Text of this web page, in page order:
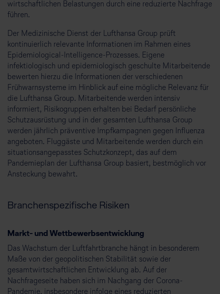
wirtschaftlichen Belastungen durch eine reduzierte Nachfrage
führen.
Der Medizinische Dienst der Lufthansa Group prüft
kontinuierlich relevante Informationen im Rahmen eines
Epidemiological-Intelligence-Prozesses. Eigene
infektiologisch und epidemiologisch geschulte Mitarbeitende
bewerten hierzu die Informationen der verschiedenen
Frühwarnsysteme im Hinblick auf eine mögliche Relevanz für
die Lufthansa Group. Mitarbeitende werden intensiv
informiert, Risikogruppen erhalten bei Bedarf persönliche
Schutzausrüstung und in der gesamten Lufthansa Group
werden jährlich präventive Impfkampagnen gegen Influenza
angeboten. Fluggäste und Mitarbeitende werden durch ein
situationsangepasstes Schutzkonzept, das auf dem
Pandemieplan der Lufthansa Group basiert, bestmöglich vor
Ansteckung bewahrt.
Branchenspezifische Risiken
Markt- und Wettbewerbsentwicklung
Das Wachstum der Luftfahrtbranche hängt in besonderem
Maße von der geopolitischen Stabilität sowie der
gesamtwirtschaftlichen Entwicklung ab. Auf der
Nachfrageseite haben sich im Nachgang der Corona-
Pandemie, insbesondere infolge eines reduzierten